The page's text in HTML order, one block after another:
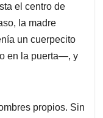
el centro de
la madre
un cuerpecito
en la puerta—, y
propios. Sin